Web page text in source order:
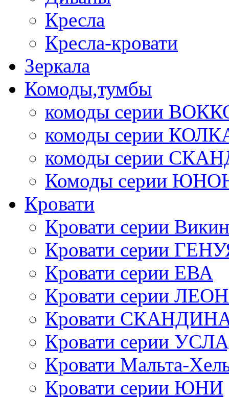
Кресла
Кресла-кровати
Зеркала
Комоды,тумбы
комоды серии
комоды серии
комоды серии
Комоды серии
Кровати
Кровати серии
Кровати серии
Кровати серии ЕВА
Кровати серии
Кровати
Кровати серии
Кровати Мальта-
Кровати серии ЮНИ